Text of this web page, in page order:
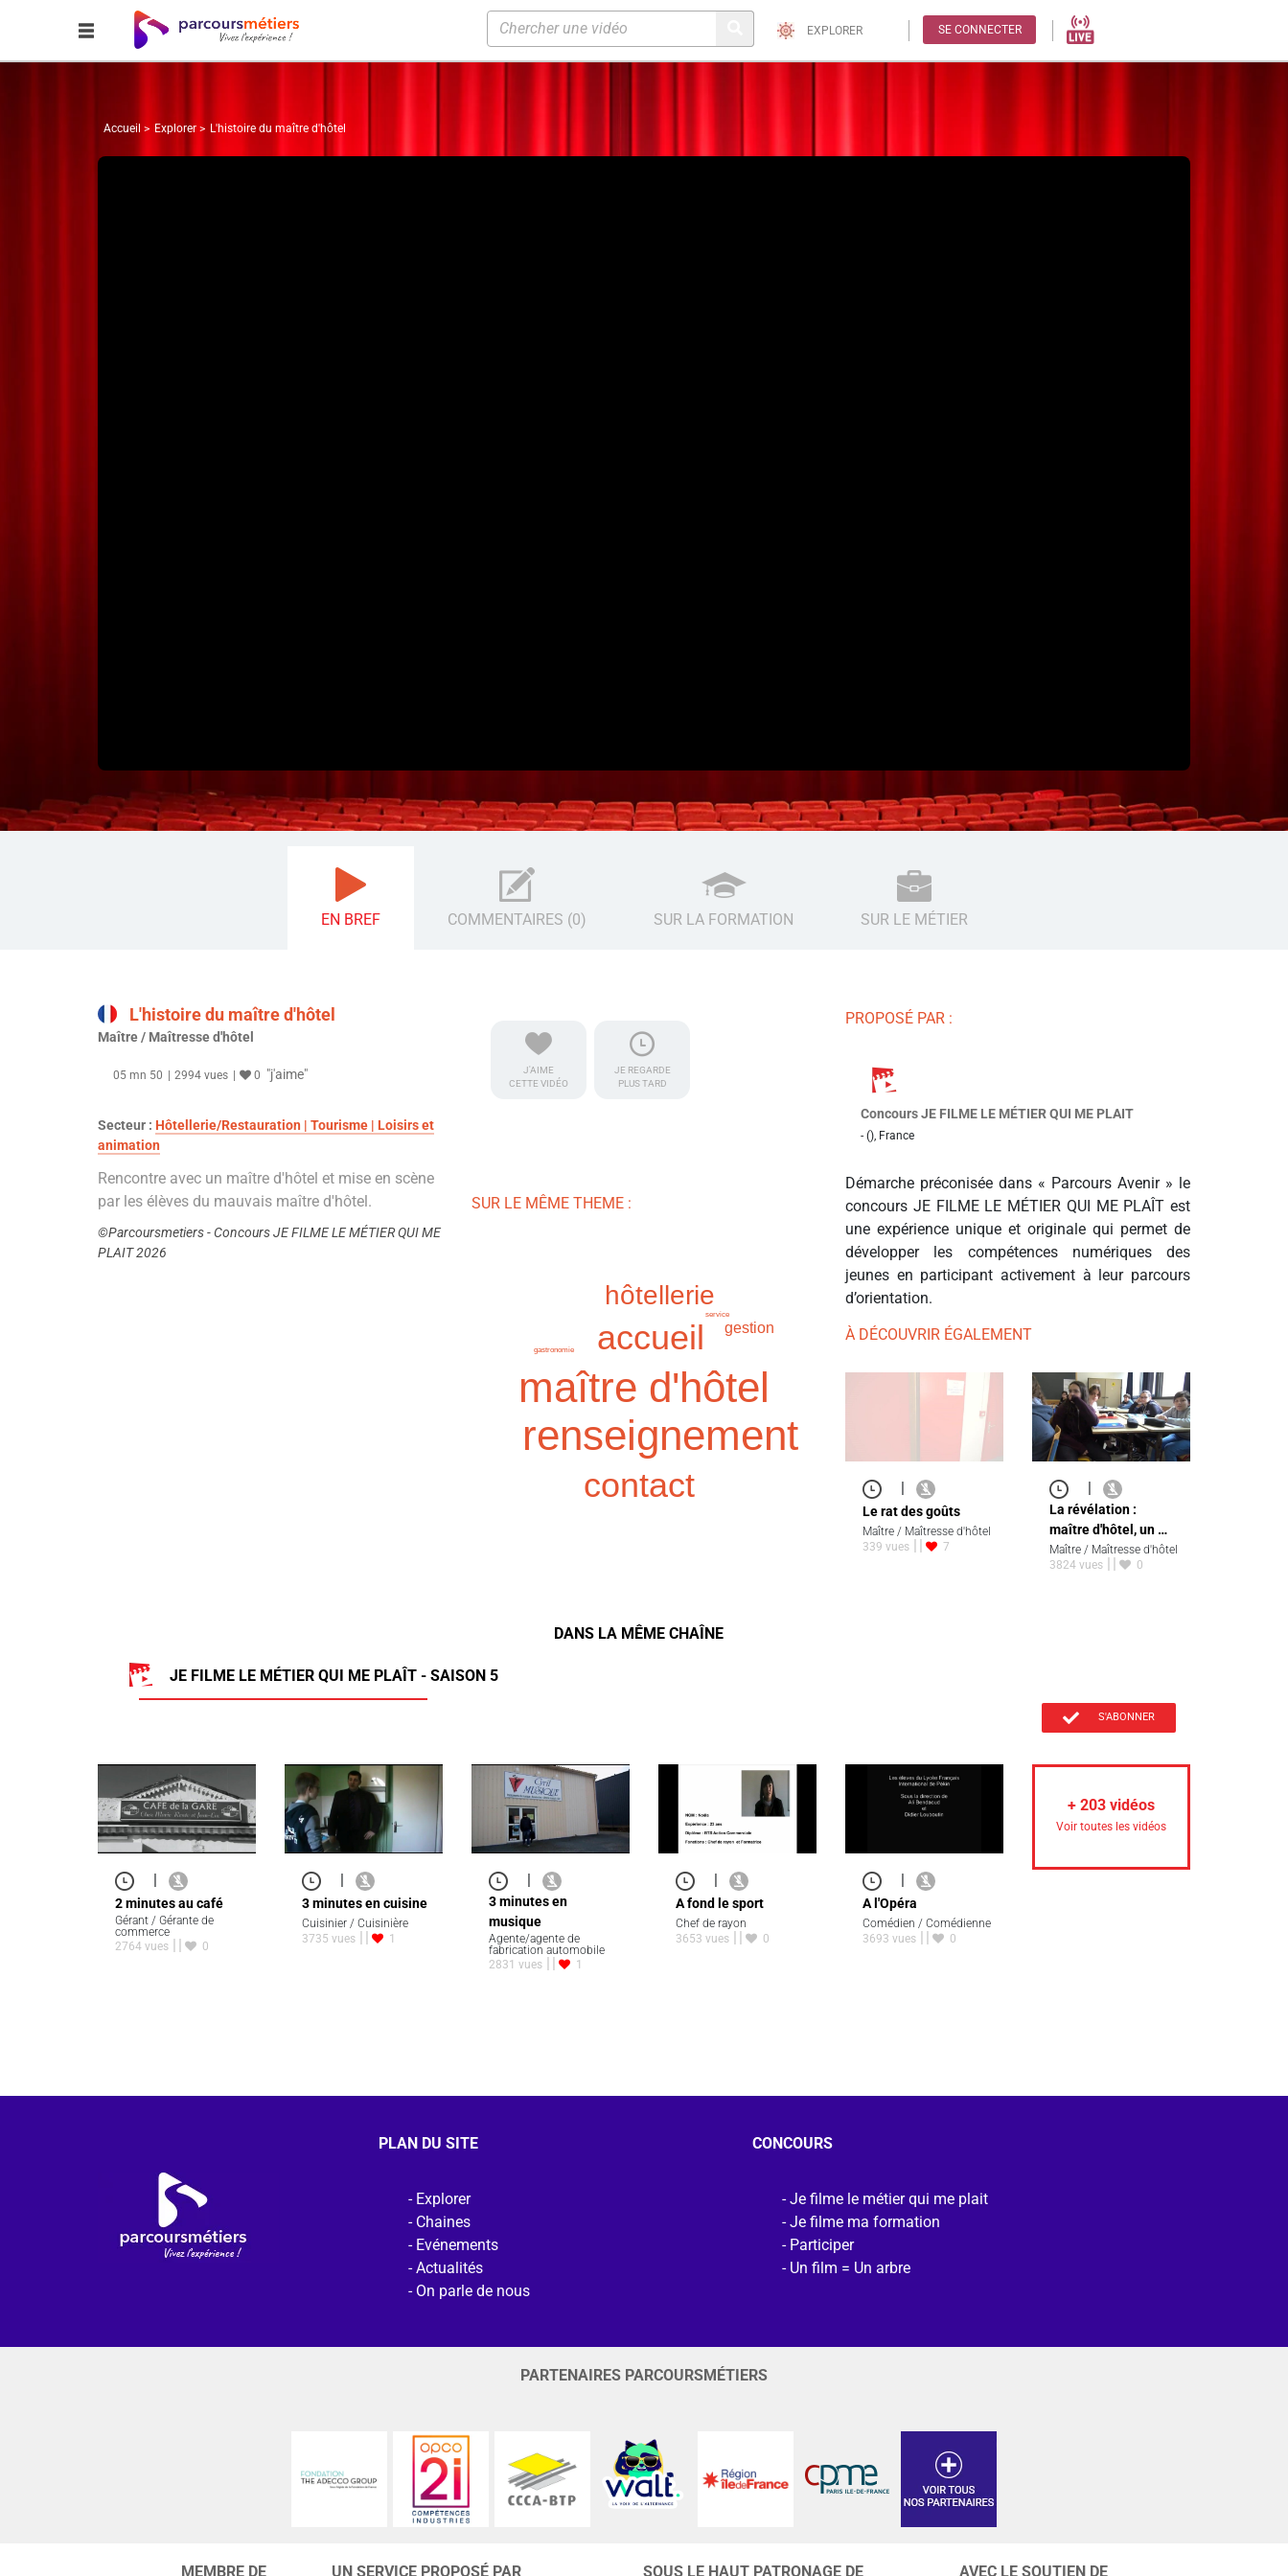
EXPLORER SE CONNECTER
Accueil Explorer L'histoire du maître d'hôtel
EN BREF COMMENTAIRES (0) SUR LA FORMATION SUR LE MÉTIER
L'histoire du maître d'hôtel
Maître / Maîtresse d'hôtel
05 mn 50 2994 vues 0 "j'aime"
Secteur : Hôtellerie/Restauration | Tourisme | Loisirs et
animation
Rencontre avec un maître d'hôtel et mise en scène
par les élèves du mauvais maître d'hôtel.
©Parcoursmetiers - Concours JE FILME LE MÉTIER QUI ME
PLAIT 2026
J'AIME
CETTE VIDÉO
JE REGARDE
PLUS TARD
SUR LE MÊME THEME :
maître d'hôtel
renseignement
accueil
contact
hôtellerie
gestion
gastronomie
service
PROPOSÉ PAR :
Concours JE FILME LE MÉTIER QUI ME PLAIT
- (), France
Démarche préconisée dans « Parcours Avenir » le
concours JE FILME LE MÉTIER QUI ME PLAÎT est
une expérience unique et originale qui permet de
développer les compétences numériques des
jeunes en participant activement à leur parcours
d’orientation.
À DÉCOUVRIR ÉGALEMENT
Le rat des goûts
Maître / Maîtresse d'hôtel
339 vues
7
La révélation :
maître d'hôtel, un …
Maître / Maîtresse d'hôtel
3824 vues
0
DANS LA MÊME CHAÎNE
JE FILME LE MÉTIER QUI ME PLAÎT - SAISON 5
S'ABONNER
2 minutes au café
Gérant / Gérante de
commerce
2764 vues
0
3 minutes en cuisine
Cuisinier / Cuisinière
3735 vues
1
3 minutes en
musique
Agente/agente de
fabrication automobile
2831 vues
1
A fond le sport
Chef de rayon
3653 vues
0
A l'Opéra
Comédien / Comédienne
3693 vues
0
+ 203 vidéos
Voir toutes les vidéos
PLAN DU SITE
Explorer
Chaines
Evénements
Actualités
On parle de nous
CONCOURS
Je filme le métier qui me plait
Je filme ma formation
Participer
Un film = Un arbre
PARTENAIRES PARCOURSMÉTIERS
MEMBRE DE UN SERVICE PROPOSÉ PAR SOUS LE HAUT PATRONAGE DE AVEC LE SOUTIEN DE